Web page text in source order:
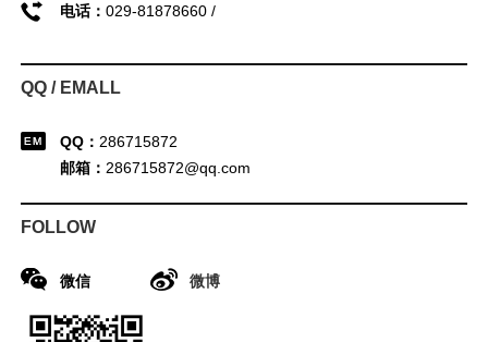
电话： 029-81878660 /
QQ / EMALL
QQ： 286715872
邮箱： 286715872@qq.com
FOLLOW
微信 微博